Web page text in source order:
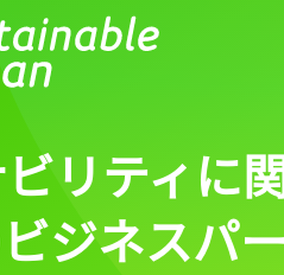
リティに
ジネスパ